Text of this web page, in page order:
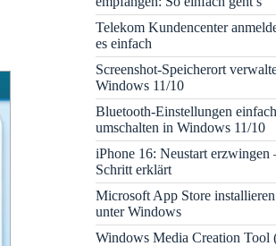
Telekom Kundencenter
es einfach
Screenshot-Speicherort
Windows 11/10
Bluetooth-Einstellungen einfach
umschalten in Windows 11/10
iPhone 16: Neustart erzwingen
Schritt erklärt
Microsoft App Store
unter Windows
Windows Media Creation Tool